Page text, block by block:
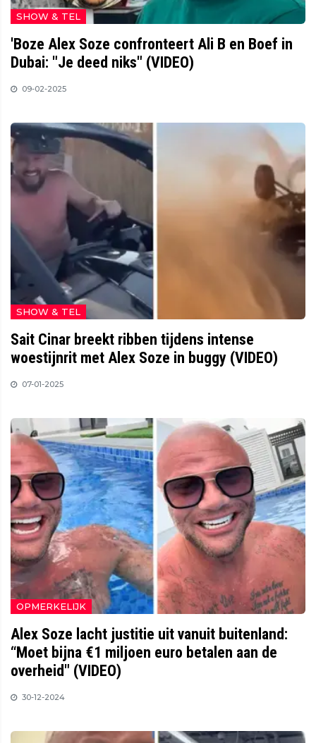
SHOW & TEL
'Boze Alex Soze confronteert Ali B en Boef in
Dubai: "Je deed niks" (VIDEO)
09-02-2025
SHOW & TEL
Sait Cinar breekt ribben tijdens intense
woestijnrit met Alex Soze in buggy (VIDEO)
07-01-2025
OPMERKELIJK
Alex Soze lacht justitie uit vanuit buitenland:
“Moet bijna €1 miljoen euro betalen aan de
overheid" (VIDEO)
30-12-2024